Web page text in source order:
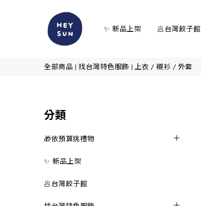
✨ 新品上架 🥟台灣餃子館
全部商品 | 找台灣特色服飾 | 上衣 / 襯衫 / 外套
分類
🎁依預算挑禮物
✨ 新品上架
🥟台灣餃子館